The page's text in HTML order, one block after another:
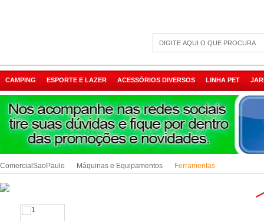
CAMPING ESPORTE E LAZER ACESSÓRIOS DIVERSOS LINHA PET
ComercialSaoPaulo Máquinas e Equipamentos Ferramentas